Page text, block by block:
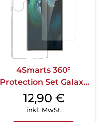
4Smarts 360°
Protection Set Galaxy
S25 Ultra Transparent
12,90 €
inkl. MwSt.